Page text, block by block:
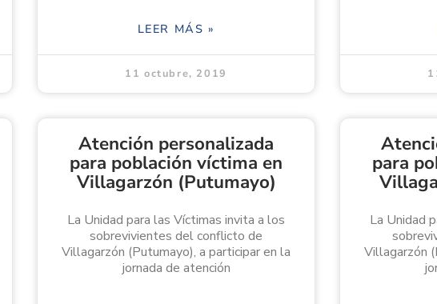
LEER MÁS »
11 octubre, 2019
Atención personalizada
para población víctima en
Villagarzón (Putumayo)
La Unidad para las Víctimas invita a los
sobrevivientes del conflicto de
Villagarzón (Putumayo), a participar en la
jornada de atención
para
La Unidad
Villagarzón